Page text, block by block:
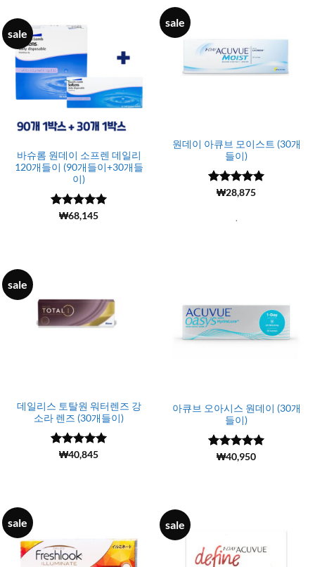
sale
원데이 아큐브 모이스트 (30개
들이)
5 중에서
(3537)
₩28,875
.
sale
바슈롬 원데이 소프렌 데일리
120개들이 (90개들이+30개들
이)
5 중에서
(3)₩68,145
sale
데일리스 토탈원 워터렌즈 강
소라 렌즈 (30개들이)
5 중에서
(6799)
₩40,845
아큐브 오아시스 원데이 (30개
들이)
5 중에서
(1639)
₩40,950
sale sale